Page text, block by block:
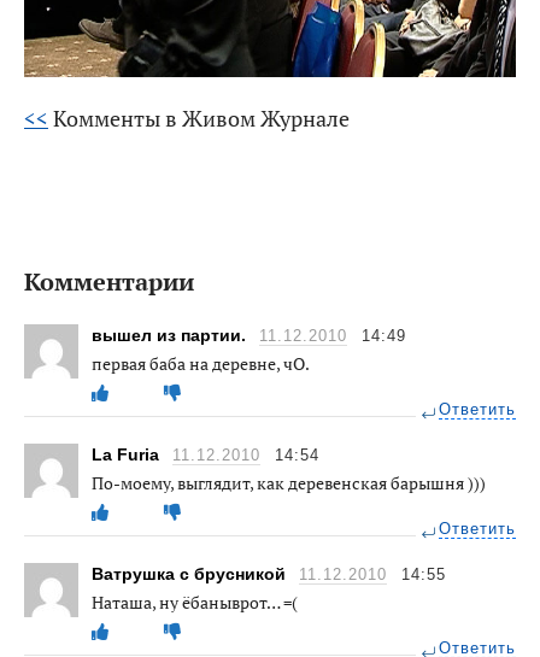
<< Комменты в Живом Журнале
Комментарии
вышел из партии. 11.12.2010 14:49
первая баба на деревне, чО.
Ответить
La Furia 11.12.2010 14:54
По-моему, выглядит, как деревенская барышня )))
Ответить
Ватрушка с брусникой 11.12.2010 14:55
Наташа, ну ёбаныврот… =(
Ответить